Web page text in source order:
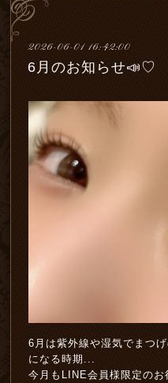
2026-06-01 16:42:00
6月のお知らせ📣♡
6月は紫外線や湿気でまつ
になる時期...
今月もLINE会員様限定のお